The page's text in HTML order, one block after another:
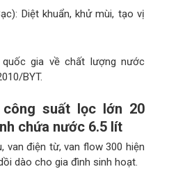
Diệt khuẩn, khử mùi, tạo vị
gia về chất lượng nước
BYT.
suất lọc lớn 20
chứa nước 6.5 lít
van điện từ, van flow 300 hiện
dào cho gia đình sinh hoạt.